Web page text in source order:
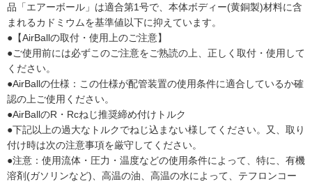
品「エアーボール」は適合第1号で、本体ボディー(黄銅製)材料に含
まれるカドミウムを基準値以下に抑えています。
●【AirBallの取付・使用上のご注意】
●ご使用前には必ずこのご注意をご熟読の上、正しく取付・使用して
ください。
●AirBallの仕様：この仕様が配管装置の使用条件に適合しているか確
認の上ご使用ください。
●AirBallのR・Rcねじ推奨締め付けトルク
●下記以上の過大なトルクでねじ込まない様してください。又、取り
付け時は次の注意事項を厳守してください。
●注意：使用流体・圧力・温度などの使用条件によって、特に、有機
溶剤(ガソリンなど)、高温の油、高温の水によって、テフロンコー